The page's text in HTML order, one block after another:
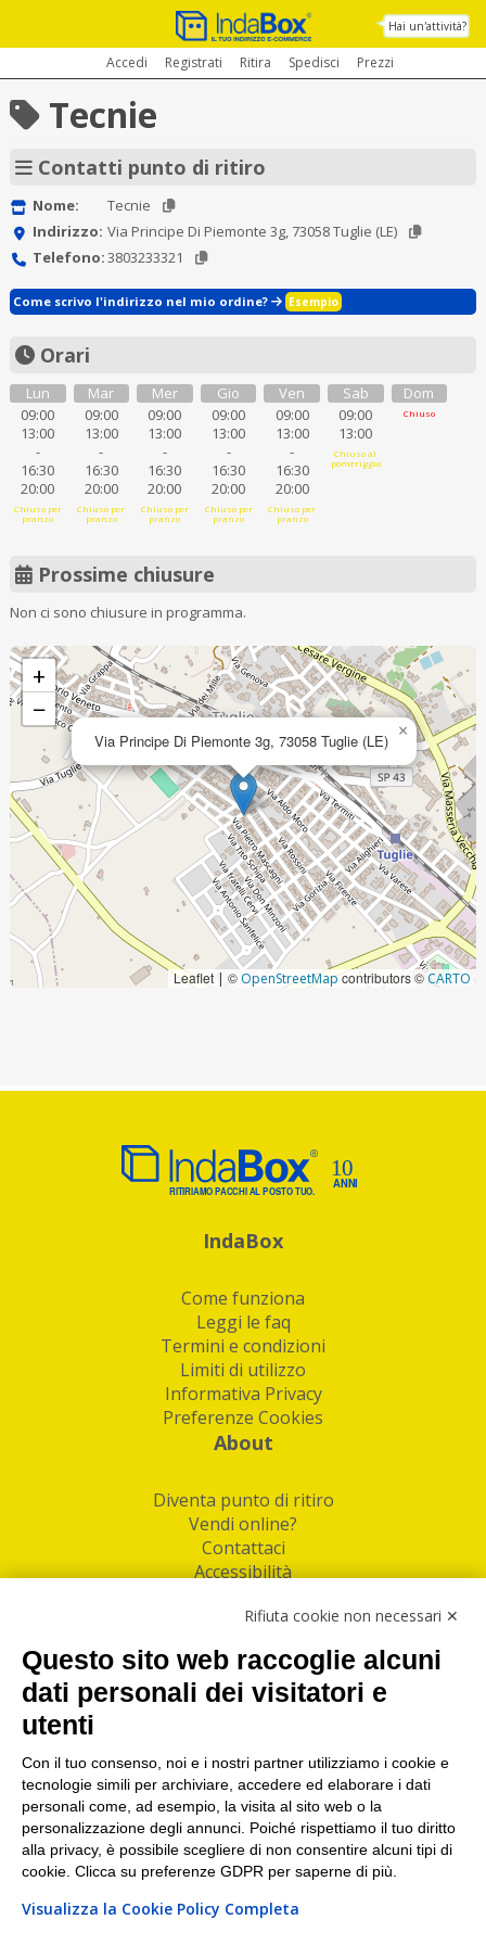
Hai un'attività?
Accedi Registrati Ritira Spedisci Prezzi
Tecnie
Contatti punto di ritiro
Nome:
Tecnie
Indirizzo: Via Principe Di Piemonte 3g, 73058 Tuglie (LE)
Telefono:3803233321
Come scrivo l'indirizzo nel mio ordine? Esempio
Orari
Lun
09:00
13:00
-
16:30
20:00
Chiuso per
pranzo
Mar
09:00
13:00
-
16:30
20:00
Chiuso per
pranzo
Mer
09:00
13:00
-
16:30
20:00
Chiuso per
pranzo
Gio
09:00
13:00
-
16:30
20:00
Chiuso per
pranzo
Ven
09:00
13:00
-
16:30
20:00
Chiuso per
pranzo
Sab
09:00
13:00
Chiuso al
pomeriggio
Dom
Chiuso
Prossime chiusure
Non ci sono chiusure in programma.
Via Principe Di Piemonte 3g, 73058 Tuglie (LE) ×
+
−
Leaflet | © OpenStreetMapcontributors ©CARTO
IndaBox
Come funziona
Leggi le faq
Termini e condizioni
Limiti di utilizzo
Informativa Privacy
Preferenze Cookies
About
Diventa punto di ritiro
Vendi online?
Contattaci
Accessibilità
Facebook
Linkedin
I nostri punti di ritiro e spedizione pacchi nelle
maggiori città italiane
Torino|Milano|Roma|Bologna|Firenze| Genova
Napoli|Varese
Rifiuta cookie non necessari ✕
Questo sito web raccoglie alcuni
dati personali dei visitatori e
utenti
Con il tuo consenso, noi e i nostri partner utilizziamo i cookie e
tecnologie simili per archiviare, accedere ed elaborare i dati
personali come, ad esempio, la visita al sito web o la
personalizzazione degli annunci. Poiché rispettiamo il tuo diritto
alla privacy, è possibile scegliere di non consentire alcuni tipi di
cookie. Clicca su preferenze GDPR per saperne di più.
Visualizza la Cookie Policy Completa